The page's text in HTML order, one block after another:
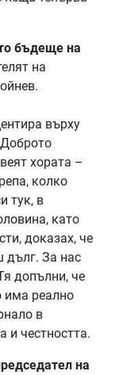
бъдеще на
на
върху
хората –
колко
тук, в
като
доказах, че
дълг. За нас
допълни, че
има реално
в
и честността.
на